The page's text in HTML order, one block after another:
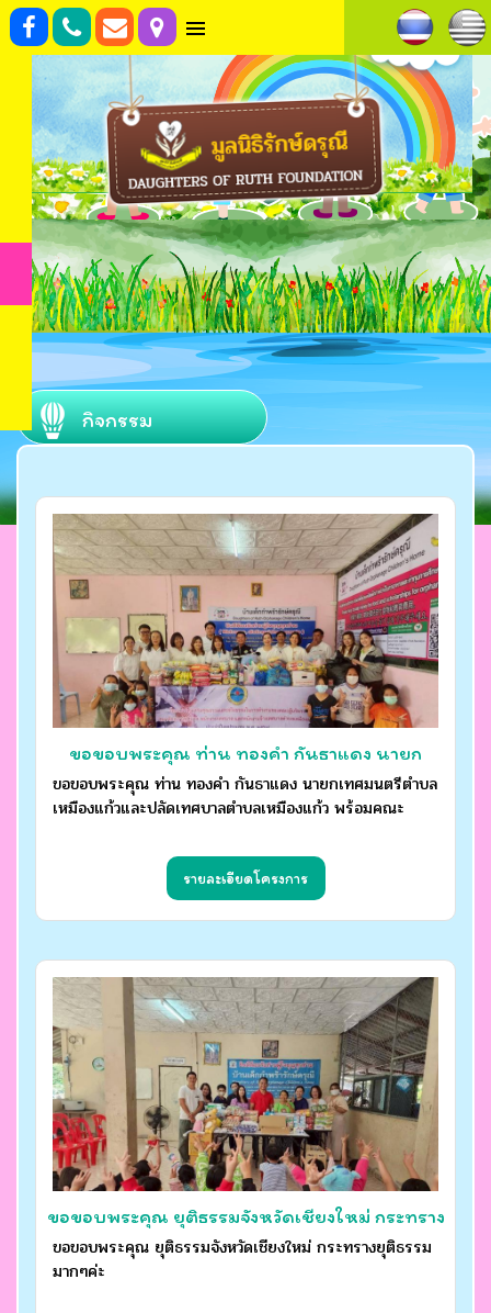
กิจกรรม
ขอขอบพระคุณ ท่าน ทองคำ กันธาแดง นายก
เทศมนตรีตำบลเหมืองแก้วและปลัดเทศบาลตำบล
เหมืองแก้ว พร้อมคณะ
ขอขอบพระคุณ ท่าน ทองคำ กันธาแดง นายกเทศมนตรีตำบล
เหมืองแก้วและปลัดเทศบาลตำบลเหมืองแก้ว พร้อมคณะ
รายละเอียดโครงการ
ขอขอบพระคุณ ยุติธรรมจังหวัดเชียงใหม่ กระทราง
ยุติธรรมมากๆค่ะ
ขอขอบพระคุณ ยุติธรรมจังหวัดเชียงใหม่ กระทรางยุติธรรม
มากๆค่ะ